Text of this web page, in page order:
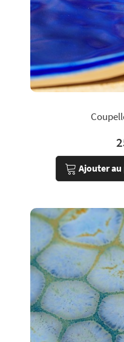
Ajouter au